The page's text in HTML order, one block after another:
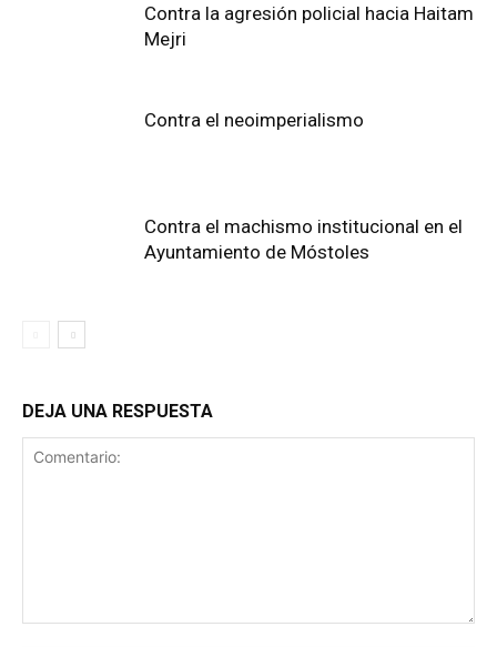
Contra la agresión policial hacia Haitam
Mejri
Contra el neoimperialismo
Contra el machismo institucional en el
Ayuntamiento de Móstoles
DEJA UNA RESPUESTA